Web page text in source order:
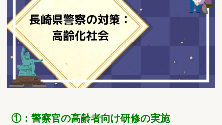
①：警察官の高齢者向け研修の実施